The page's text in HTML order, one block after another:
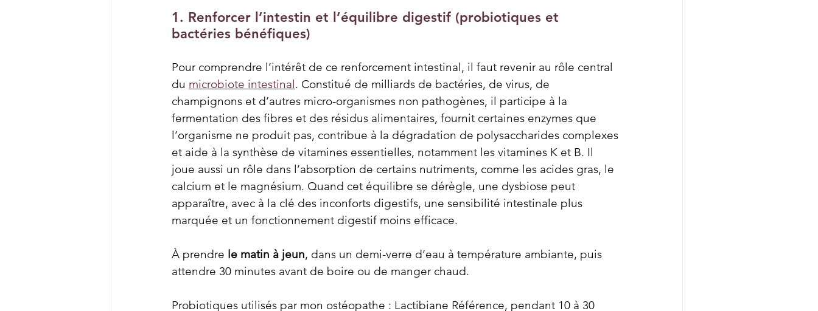
1. Renforcer l’intestin et l’équilibre digestif (probiotiques et
bactéries bénéfiques)
Pour comprendre l’intérêt de ce renforcement intestinal, il faut revenir au rôle central
du microbiote intestinal. Constitué de milliards de bactéries, de virus, de
champignons et d’autres micro-organismes non pathogènes, il participe à la
fermentation des fibres et des résidus alimentaires, fournit certaines enzymes que
l’organisme ne produit pas, contribue à la dégradation de polysaccharides complexes
et aide à la synthèse de vitamines essentielles, notamment les vitamines K et B. Il
joue aussi un rôle dans l’absorption de certains nutriments, comme les acides gras, le
calcium et le magnésium. Quand cet équilibre se dérègle, une dysbiose peut
apparaître, avec à la clé des inconforts digestifs, une sensibilité intestinale plus
marquée et un fonctionnement digestif moins efficace.
À prendre le matin à jeun, dans un demi-verre d’eau à température ambiante, puis
attendre 30 minutes avant de boire ou de manger chaud.
Probiotiques utilisés par mon ostéopathe : Lactibiane Référence, pendant 10 à 30